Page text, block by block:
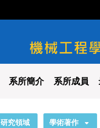
國立陽明交通
系所簡介 系所成員
研究領域 學術著作